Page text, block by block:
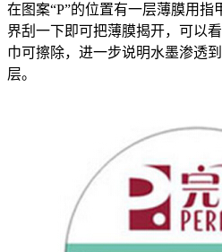
在图案“P”的位置有一层薄膜用
界刮一下即可把薄膜揭开，可以
巾可擦除，进一步说明水墨渗透
层。